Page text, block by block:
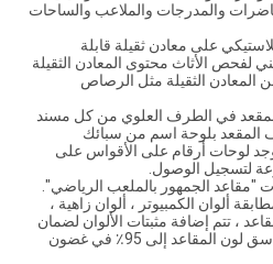
والمدرجات والملاعب والساحات
على معادن ثقيلة قابلة
لفحص الأثاث محتوى المعادن الثقيلة
المعادن الثقيلة مثل الرصاص
في الطرف العلوي من كل مسند
المقعد بلوحة اسم من سبائك
لوحات أرقام على الأقواس على
لتسجيل الوصول.
ألوان الكمبيوتر ، ألوان زاهية ،
، تتم إضافة مثبتات الألوان لضمان
ألوان زاهية تدوم طويلاً.سيصل تناسق لون المقاعد إلى 95٪ في غضون